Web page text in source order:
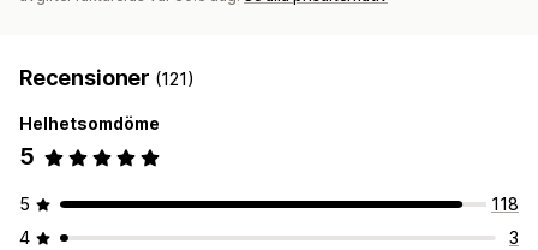
Recensioner (121)
Helhetsomdöme
5
5
118
4
3